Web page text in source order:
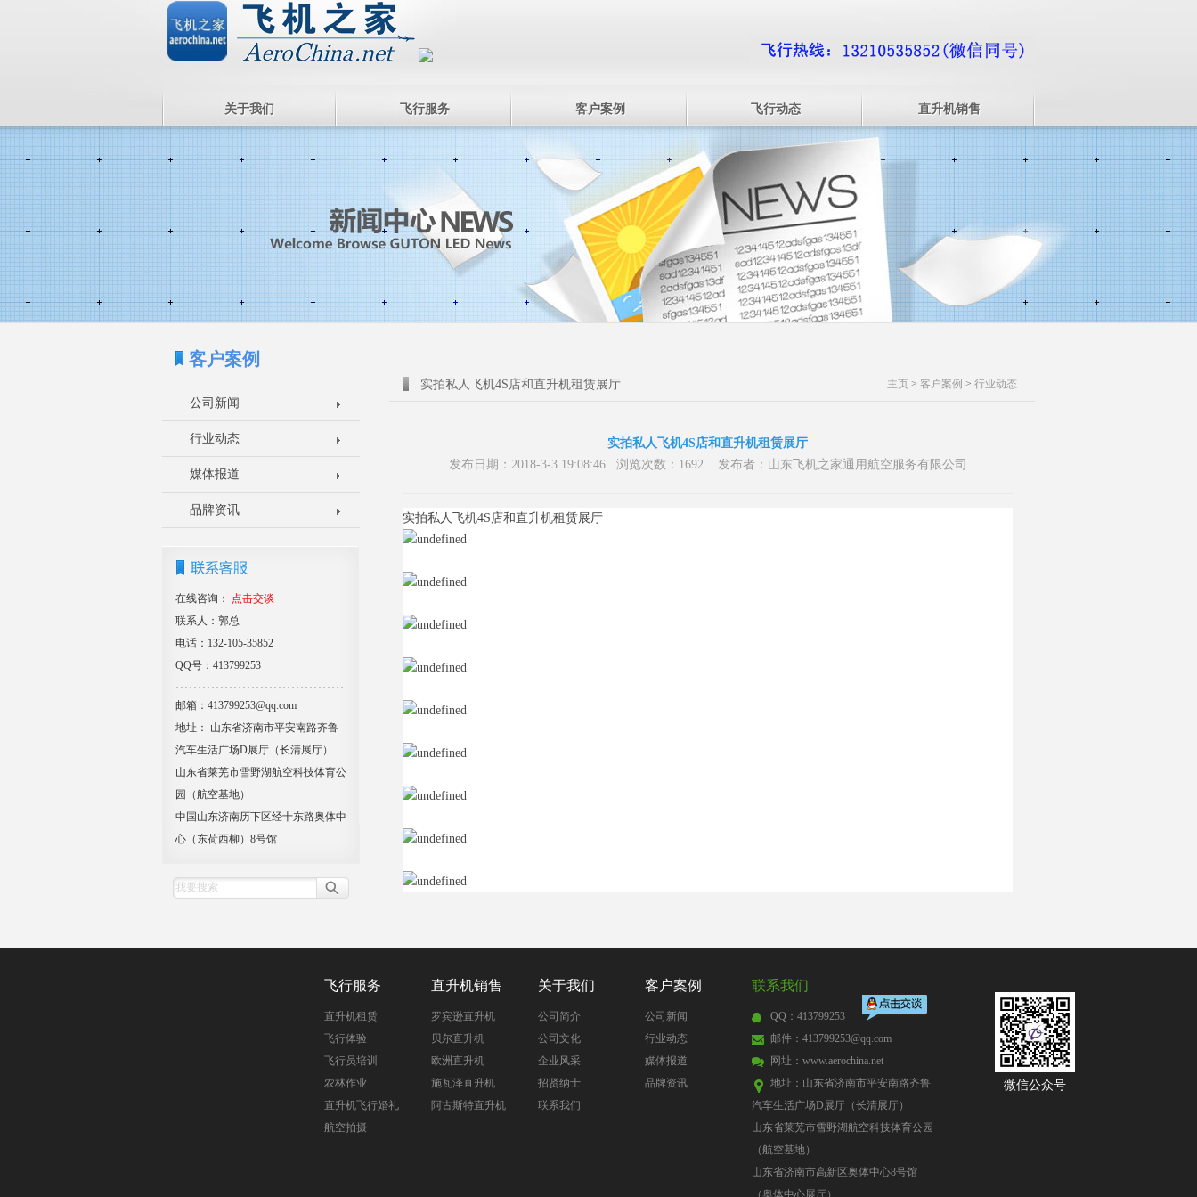
关于我们 飞行服务 客户案例 飞行动态 直升机销售
客户案例
公司新闻
行业动态
媒体报道
品牌资讯
在线咨询：
点击交谈
联系人：郭总
电话：132-105-35852
QQ号：413799253
邮箱：413799253@qq.com
地址： 山东省济南市平安南路齐鲁
汽车生活广场D展厅（长清展厅）
山东省莱芜市雪野湖航空科技体育公
园（航空基地）
中国山东济南历下区经十东路奥体中
心（东荷西柳）8号馆
主页 > 客户案例 > 行业动态
实拍私人飞机4S店和直升机租赁展厅
实拍私人飞机4S店和直升机租赁展厅
发布日期：2018-3-3 19:08:46 浏览次数：1692 发布者：山东飞机之家通用航空服务有限公司
实拍私人飞机4S店和直升机租赁展厅
飞行服务
直升机租赁
飞行体验
飞行员培训
农林作业
直升机飞行婚礼
航空拍摄
直升机销售
罗宾逊直升机
贝尔直升机
欧洲直升机
施瓦泽直升机
阿古斯特直升机
关于我们
公司简介
公司文化
企业风采
招贤纳士
联系我们
客户案例
公司新闻
行业动态
媒体报道
品牌资讯
联系我们
QQ：413799253
邮件：413799253@qq.com
网址： www.aerochina.net
地址：山东省济南市平安南路齐鲁
汽车生活广场D展厅（长清展厅）
山东省莱芜市雪野湖航空科技体育公园
（航空基地）
山东省济南市高新区奥体中心8号馆
（奥体中心展厅）
微信公众号